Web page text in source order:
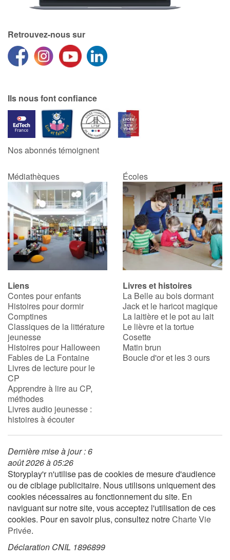
Retrouvez-nous sur
Ils nous font confiance
Nos abonnés témoignent
Médiathèques Écoles
Liens
Contes pour enfants
Histoires pour dormir
Comptines
Classiques de la littérature
jeunesse
Histoires pour Halloween
Fables de La Fontaine
Livres de lecture pour le
CP
Apprendre à lire au CP,
méthodes
Livres audio jeunesse :
histoires à écouter
Livres et histoires
La Belle au bois dormant
Jack et le haricot magique
La laitière et le pot au lait
Le lièvre et la tortue
Cosette
Matin brun
Boucle d'or et les 3 ours
Dernière mise à jour : 6
août 2026 à 05:26
Storyplay'r n'utilise pas de cookies de mesure d'audience
ou de ciblage publicitaire. Nous utilisons uniquement des
cookies nécessaires au fonctionnement du site. En
naviguant sur notre site, vous acceptez l'utilisation de ces
cookies. Pour en savoir plus, consultez notreCharte Vie
Privée.
Déclaration CNIL 1896899